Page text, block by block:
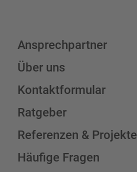
Ansprechpartner
Über uns
Kontaktformular
Ratgeber
Referenzen & Projekte
Häufige Fragen